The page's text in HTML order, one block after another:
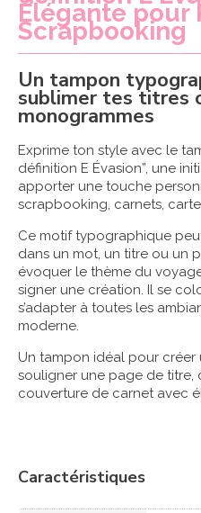
Élégante pour
Scrapbooking
Un tampon
sublimer tes titres
monogrammes
Exprime ton style avec le
définition E Évasion”, une
apporter une touche
scrapbooking, carnets,
Ce motif typographique
dans un mot, un titre ou un
évoquer le thème du
signer une création. Il se
s’adapter à toutes les
moderne.
Un tampon idéal pour créer
souligner une page de titre,
couverture de carnet avec
Caractéristiques